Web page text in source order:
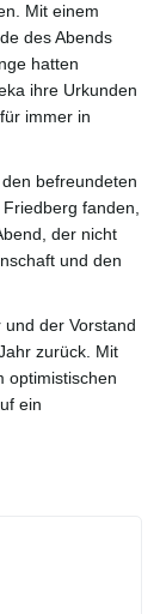
i
Mit einem
des Abends
hatten
ihre Urkunden
immer in
befreundeten
fanden,
der nicht
und den
der Vorstand
zurück. Mit
optimistischen
ein